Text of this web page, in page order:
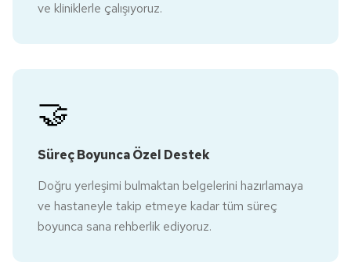
ve kliniklerle çalışıyoruz.
🤝
Süreç Boyunca Özel Destek
Doğru yerleşimi bulmaktan belgelerini hazırlamaya
ve hastaneyle takip etmeye kadar tüm süreç
boyunca sana rehberlik ediyoruz.